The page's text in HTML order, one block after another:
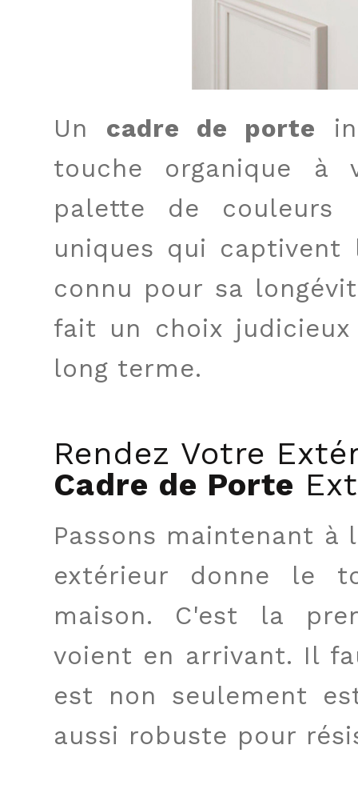
Un cadre de porte
touche organique
palette de couleurs
uniques qui
connu pour sa
fait un choix
long terme.
Rendez Votre
Cadre de Porte
Passons maintenant à
extérieur donne le
maison. C'est la
voient en arrivant. Il
est non seulement
aussi robuste pour